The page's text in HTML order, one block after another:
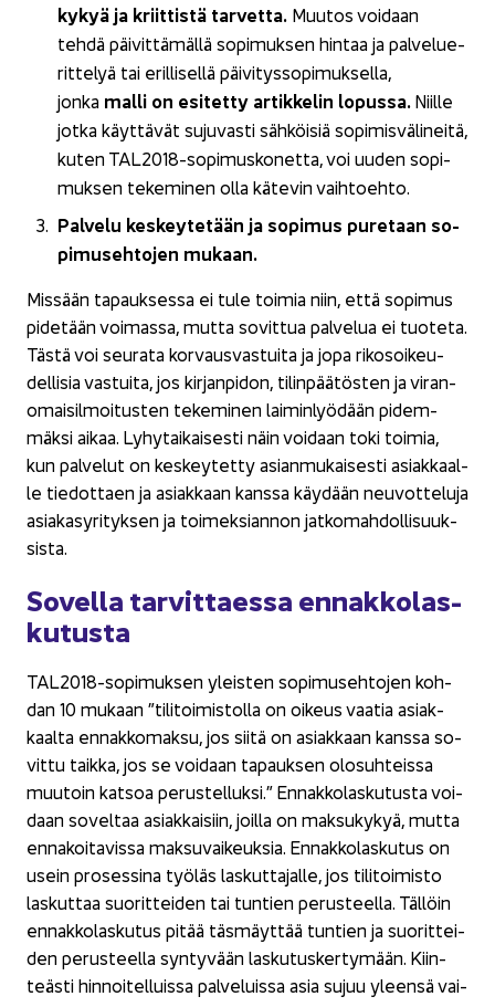
ky­kyä ja kriit­tis­tä tar­vet­ta. Muu­tos voi­daan
tehdä päi­vit­tä­mäl­lä so­pi­muk­sen hin­taa ja pal­ve­lue­
rit­te­lyä tai eril­li­sel­lä päi­vi­tys­so­pi­muk­sel­la,
jonka malli on esi­tet­ty ar­tik­ke­lin lo­pus­sa.Niil­le
jotka käyt­tä­vät su­ju­vas­ti säh­köi­siä so­pi­mis­vä­li­nei­tä,
kuten TAL2018-​sopimuskonetta, voi uuden so­pi­
muk­sen te­ke­mi­nen olla kä­te­vin vaih­toeh­to.
Pal­ve­lu kes­key­te­tään ja so­pi­mus pu­re­taan so­
pi­museh­to­jen mu­kaan.
Mis­sään ta­pauk­ses­sa ei tule toi­mia niin, että so­pi­mus
pi­de­tään voi­mas­sa, mutta so­vit­tua pal­ve­lua ei tuo­te­ta.
Tästä voi seu­ra­ta kor­vaus­vas­tui­ta ja jopa ri­ko­soi­keu­
del­li­sia vas­tui­ta, jos kir­jan­pi­don, ti­lin­pää­tös­ten ja vi­ran­
omai­sil­moi­tus­ten te­ke­mi­nen lai­min­lyö­dään pi­dem­
mäk­si aikaa. Ly­hy­tai­kai­ses­ti näin voi­daan toki toi­mia,
kun pal­ve­lut on kes­key­tet­ty asian­mu­kai­ses­ti asiak­kaal­
le tie­dot­taen ja asiak­kaan kans­sa käy­dään neu­vot­te­lu­ja
asia­kas­yri­tyk­sen ja toi­mek­sian­non jat­ko­mah­dol­li­suuk­
sis­ta.
So­vel­la tar­vit­taes­sa en­nak­ko­las­
ku­tus­ta
TAL2018-​sopimuksen yleis­ten so­pi­museh­to­jen koh­
dan 10 mu­kaan ”ti­li­toi­mis­tol­la on oi­keus vaa­tia asiak­
kaal­ta en­nak­ko­mak­su, jos siitä on asiak­kaan kans­sa so­
vit­tu taik­ka, jos se voi­daan ta­pauk­sen olo­suh­teis­sa
muu­toin kat­soa pe­rus­tel­luk­si.” En­nak­ko­las­ku­tus­ta voi­
daan so­vel­taa asiak­kai­siin, joil­la on mak­su­ky­kyä, mutta
en­na­koi­ta­vis­sa mak­su­vai­keuk­sia. En­nak­ko­las­ku­tus on
usein pro­ses­si­na työ­läs las­kut­ta­jal­le, jos ti­li­toi­mis­to
las­kut­taa suo­rit­tei­den tai tun­tien pe­rus­teel­la. Täl­löin
en­nak­ko­las­ku­tus pitää täs­mäyt­tää tun­tien ja suo­rit­tei­
den pe­rus­teel­la syn­ty­vään las­ku­tus­ker­ty­mään. Kiin­
teäs­ti hin­noi­tel­luis­sa pal­ve­luis­sa asia sujuu yleen­sä vai­